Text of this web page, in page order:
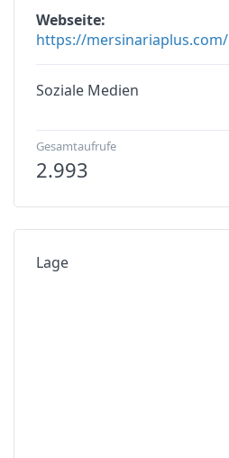
Webseite
https://mersinariaplus.com/
Soziale Medien
Gesamtaufrufe
2.993
Lage